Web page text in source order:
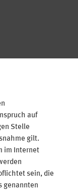
auf
Stelle
gilt.
im Internet
sein, die
genannten